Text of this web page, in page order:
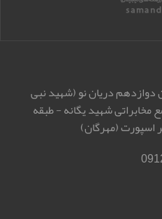
دوازدهم دریان نو (شهید نبی
مخابراتی شهید یگانه - طبقه
اسپورت (مهرگان)